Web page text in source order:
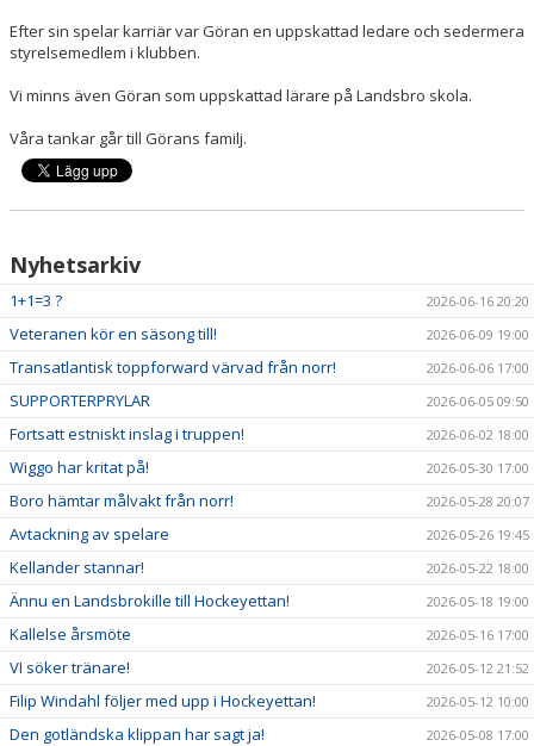
SVENSK HOCKEY TV
DOKUMENT
Efter sin spelar karriär var Göran en uppskattad ledare och sedermera
styrelsemedlem i klubben.
Vi minns även Göran som uppskattad lärare på Landsbro skola.
Våra tankar går till Görans familj.
Nyhetsarkiv
1+1=3 ? 2026-06-16 20:20
Veteranen kör en säsong till! 2026-06-09 19:00
Transatlantisk toppforward värvad från norr! 2026-06-06 17:00
SUPPORTERPRYLAR 2026-06-05 09:50
Fortsatt estniskt inslag i truppen! 2026-06-02 18:00
Wiggo har kritat på! 2026-05-30 17:00
Boro hämtar målvakt från norr! 2026-05-28 20:07
Avtackning av spelare 2026-05-26 19:45
Kellander stannar! 2026-05-22 18:00
Ännu en Landsbrokille till Hockeyettan! 2026-05-18 19:00
Kallelse årsmöte 2026-05-16 17:00
VI söker tränare! 2026-05-12 21:52
Filip Windahl följer med upp i Hockeyettan! 2026-05-12 10:00
Den gotländska klippan har sagt ja! 2026-05-08 17:00